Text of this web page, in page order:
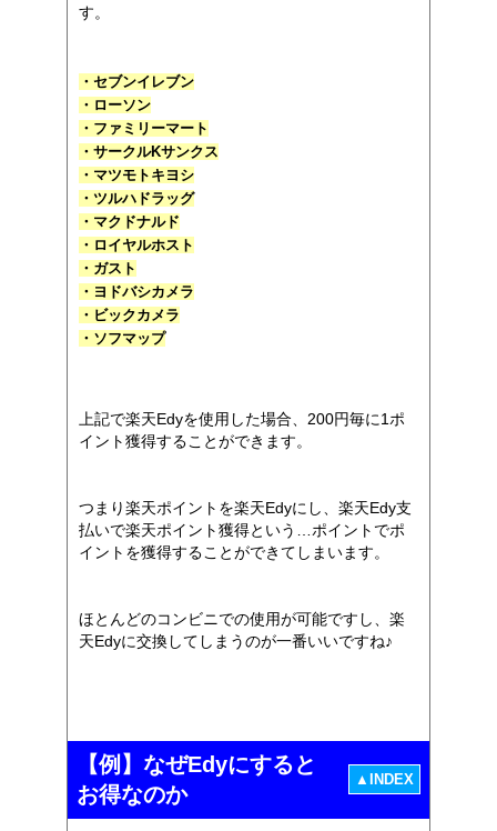
す。
・セブンイレブン
・ローソン
・ファミリーマート
・サークルKサンクス
・マツモトキヨシ
・ツルハドラッグ
・マクドナルド
・ロイヤルホスト
・ガスト
・ヨドバシカメラ
・ビックカメラ
・ソフマップ
上記で楽天Edyを使用した場合、200円毎に1ポ
イント獲得することができます。
つまり楽天ポイントを楽天Edyにし、楽天Edy支
払いで楽天ポイント獲得という…ポイントでポ
イントを獲得することができてしまいます。
ほとんどのコンビニでの使用が可能ですし、楽
天Edyに交換してしまうのが一番いいですね♪
【例】なぜEdyにすると
お得なのか
▲INDEX